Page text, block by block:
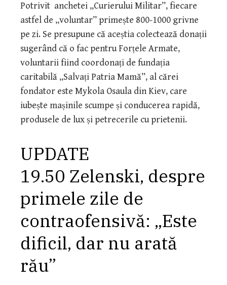
Potrivit anchetei „Curierului Militar”, fiecare
astfel de „voluntar” primește 800-1000 grivne
pe zi. Se presupune că aceștia colectează donații
sugerând că o fac pentru Forțele Armate,
voluntarii fiind coordonați de fundația
caritabilă „Salvați Patria Mamă”, al cărei
fondator este Mykola Osaula din Kiev, care
iubește mașinile scumpe și conducerea rapidă,
produsele de lux și petrecerile cu prietenii.
UPDATE
19.50 Zelenski, despre
primele zile de
contraofensivă: „Este
dificil, dar nu arată
rău”